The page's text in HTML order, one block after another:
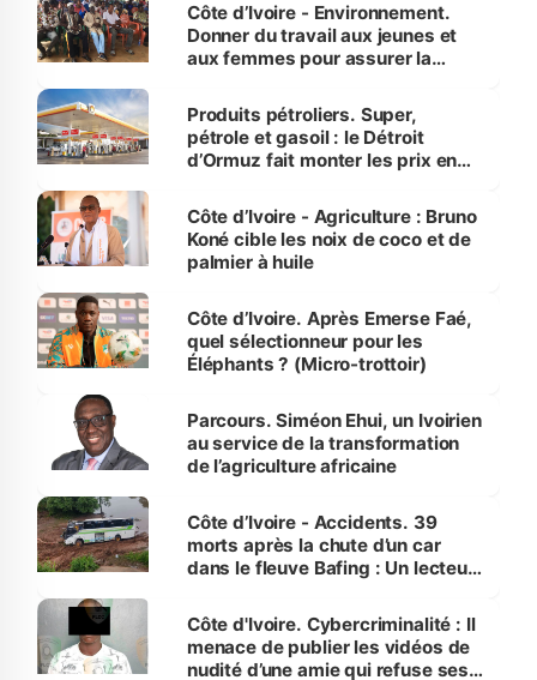
Côte d’Ivoire - Environnement.
Donner du travail aux jeunes et
aux femmes pour assurer la
menacées
Produits pétroliers. Super,
pétrole et gasoil : le Détroit
d’Ormuz fait monter les prix en
Côte d’Ivoire - Agriculture : Bruno
Koné cible les noix de coco et de
palmier à huile
Côte d’Ivoire. Après Emerse Faé,
quel sélectionneur pour les
Éléphants ? (Micro-trottoir)
Parcours. Siméon Ehui, un Ivoirien
au service de la transformation
de l’agriculture africaine
Côte d’Ivoire - Accidents. 39
morts après la chute d’un car
dans le fleuve Bafing : Un lecteur
des Transports
Côte d'Ivoire. Cybercriminalité : Il
menace de publier les vidéos de
nudité d’une amie qui refuse ses